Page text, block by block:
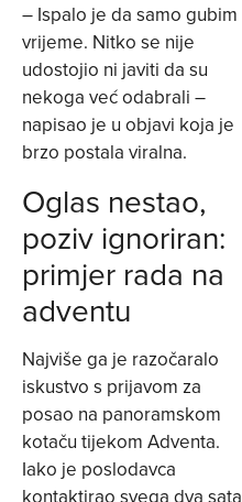
– Ispalo je da samo gubim
vrijeme. Nitko se nije
udostojio ni javiti da su
nekoga već odabrali –
napisao je u objavi koja je
brzo postala viralna.
Oglas nestao,
poziv ignoriran:
primjer rada na
adventu
Najviše ga je razočaralo
iskustvo s prijavom za
posao na panoramskom
kotaču tijekom Adventa.
Iako je poslodavca
kontaktirao svega dva sata